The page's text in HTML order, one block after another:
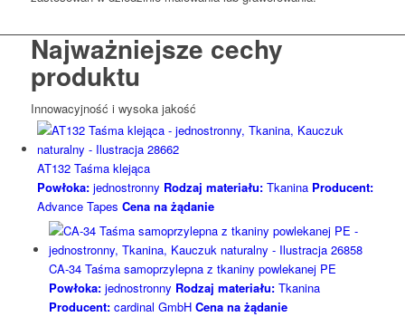
Najważniejsze cechy
produktu
Innowacyjność i wysoka jakość
AT132 Taśma klejąca
Powłoka:jednostronny Rodzaj materiału:Tkanina Producent:
Advance Tapes Cena na żądanie
CA-34 Taśma samoprzylepna z tkaniny powlekanej PE
Powłoka:jednostronny Rodzaj materiału:Tkanina
Producent:cardinal GmbH Cena na żądanie